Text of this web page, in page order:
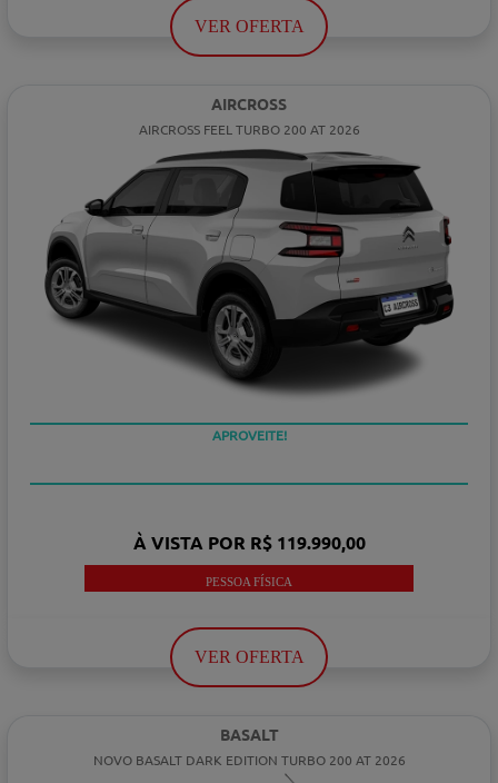
VER OFERTA
AIRCROSS
AIRCROSS FEEL TURBO 200 AT 2026
APROVEITE!
À VISTA POR R$ 119.990,00
PESSOA FÍSICA
VER OFERTA
BASALT
NOVO BASALT DARK EDITION TURBO 200 AT 2026